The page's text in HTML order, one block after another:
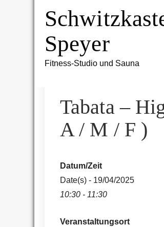
Speyer
Fitness-Studio und Sauna
Tabata –
A / M / F )
Datum/Zeit
Date(s) - 19/04/2025
10:30 - 11:30
Veranstaltungsort